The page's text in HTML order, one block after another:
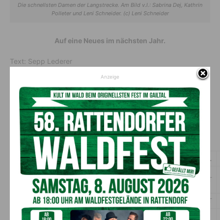
Die schnellsten Damen der Langstrecke. Am Bild v.l.: Sabrina Dej, Kathrin
Polleter und Leni Schneider. (c) Leni Schneider
Auf eine Neues im nächsten Jahr.
Text: Sepp Lederer
Zeitenliste
Langstrecke über 45,7 km und 2.273 HM-
Männer
Rg. St.Nr. Nachname Vorname Jhg. Sex Nat.
72 Hochenwarter Christoph 1990 M AUT
70 Viertler Roland 1998 M AUT
Michael
Anzeige